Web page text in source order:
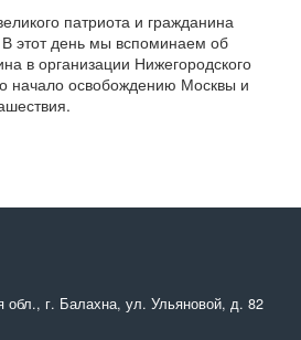
патриота и гражданина
этот день мы вспоминаем об
в организации Нижегородского
начало освобождению Москвы и
обл., г. Балахна, ул. Ульяновой, д. 82